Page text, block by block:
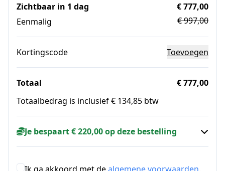
Zichtbaar in 1 dag
Eenmalig
€ 777,00
€ 997,00
Kortingscode Toevoegen
Totaal
€ 777,00
Totaalbedrag is inclusief € 134,85 btw
Je bespaart € 220,00 op deze bestelling